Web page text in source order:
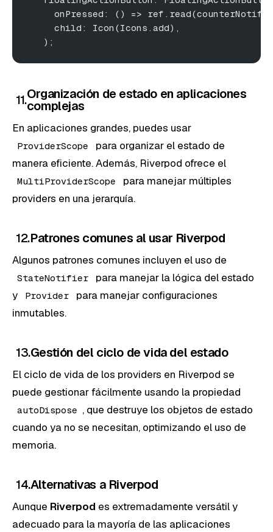
onPressed: () =>
     child: Icon(Icons.add),
   );
11.Organización de estado en aplicaciones
complejas
En aplicaciones grandes, puedes usar
ProviderScope
para organizar el estado de
manera eficiente. Además, Riverpod ofrece el
MultiProviderScope
para manejar múltiples
providers en una jerarquía.
12.Patrones comunes al usar Riverpod
Algunos patrones comunes incluyen el uso de
StateNotifier
para manejar la lógica del estado
y
Provider
para manejar configuraciones
inmutables.
13.Gestión del ciclo de vida del estado
El ciclo de vida de los providers en Riverpod se
puede gestionar fácilmente usando la propiedad
autoDispose , que destruye los objetos de estado
cuando ya no se necesitan, optimizando el uso de
memoria.
14.Alternativas a Riverpod
Aunque Riverpod es extremadamente versátil y
adecuado para la mayoría de las aplicaciones